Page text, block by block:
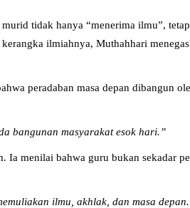
tidak hanya “menerima ilmu”,
ilmiahnya, Muthahhari
peradaban masa depan dibangun
bangunan masyarakat esok hari.”
menilai bahwa guru bukan sekadar
ilmu, akhlak, dan masa